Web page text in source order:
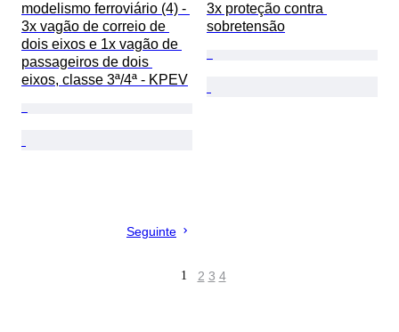
modelismo ferroviário (4) -
3x vagão de correio de
dois eixos e 1x vagão de
passageiros de dois
eixos, classe 3ª/4ª - KPEV
3x proteção contra
sobretensão
Seguinte
1 2 3 4